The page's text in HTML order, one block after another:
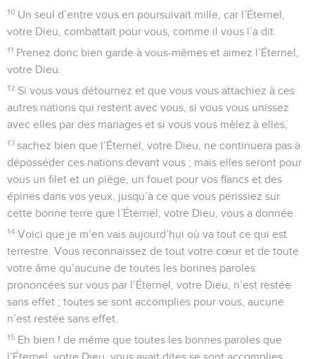
10 Un seul d’entre vous en poursuivait mille, car l’Éternel,
votre Dieu, combattait pour vous, comme il vous l’a dit.
11 Prenez donc bien garde à vous-mêmes et aimez l’Éternel,
votre Dieu.
12 Si vous vous détournez et que vous vous attachiez à ces
autres nations qui restent avec vous, si vous vous unissez
avec elles par des mariages et si vous vous mêlez à elles,
13 sachez bien que l’Éternel, votre Dieu, ne continuera pas à
déposséder ces nations devant vous ; mais elles seront pour
vous un filet et un piège, un fouet pour vos flancs et des
épines dans vos yeux, jusqu’à ce que vous périssiez sur
cette bonne terre que l’Éternel, votre Dieu, vous a donnée.
14 Voici que je m’en vais aujourd’hui où va tout ce qui est
terrestre. Vous reconnaissez de tout votre cœur et de toute
votre âme qu’aucune de toutes les bonnes paroles
prononcées sur vous par l’Éternel, votre Dieu, n’est restée
sans effet ; toutes se sont accomplies pour vous, aucune
n’est restée sans effet.
15 Eh bien ! de même que toutes les bonnes paroles que
l’Éternel, votre Dieu, vous avait dites se sont accomplies